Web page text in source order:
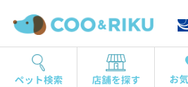
ペット検索 店舗を探す お